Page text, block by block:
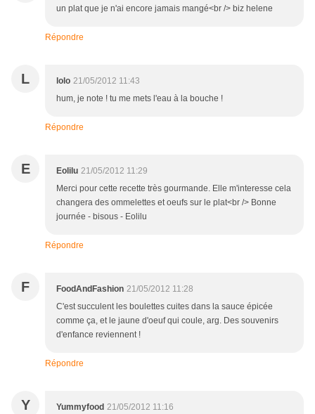
un plat que je n'ai encore jamais mangé<br /> biz helene
Répondre
L lolo 21/05/2012 11:43
hum, je note ! tu me mets l'eau à la bouche !
Répondre
E Eolilu 21/05/2012 11:29
Merci pour cette recette très gourmande. Elle m'interesse cela
changera des ommelettes et oeufs sur le plat<br /> Bonne
journée - bisous - Eolilu
Répondre
F FoodAndFashion 21/05/2012 11:28
C'est succulent les boulettes cuites dans la sauce épicée
comme ça, et le jaune d'oeuf qui coule, arg. Des souvenirs
d'enfance reviennent !
Répondre
Y Yummyfood 21/05/2012 11:16